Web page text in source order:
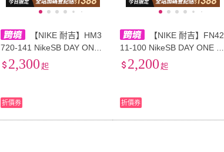
【NIKE 耐吉】HM3
720-141 NikeSB DAY ONE
經典時尚GS 低幫 板鞋 白藍
色 男女同款 nike男鞋 男運動
2,300 起
折價券
【NIKE 耐吉】FN42
11-100 NikeSB DAY ONE 舒
適百搭 低幫 兒童板鞋 白黑
色 兒童款 nike童鞋 大童運動
2,200 起
折價券